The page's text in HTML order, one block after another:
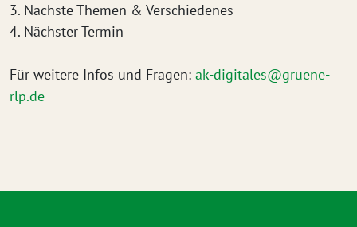
3. Nächste Themen & Verschiedenes
4. Nächster Termin
Für weitere Infos und Fragen: ak-digitales@gruene-
rlp.de